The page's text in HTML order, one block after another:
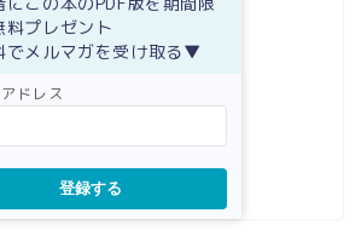
料プレゼント
メルマガを受け取る▼
ドレス
登録する